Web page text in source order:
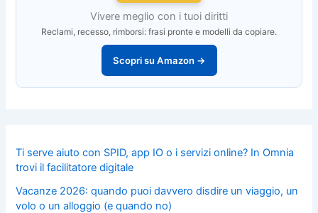
Vivere meglio con i tuoi diritti
Reclami, recesso, rimborsi: frasi pronte e modelli da copiare.
Scopri su Amazon →
Ti serve aiuto con SPID, app IO o i servizi online? In Omnia
trovi il facilitatore digitale
Vacanze 2026: quando puoi davvero disdire un viaggio, un
volo o un alloggio (e quando no)